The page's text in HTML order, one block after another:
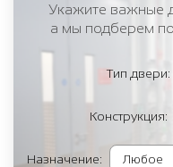
Укажите важные
а мы подберем
Тип двери:
Конструкция:
Назначение: